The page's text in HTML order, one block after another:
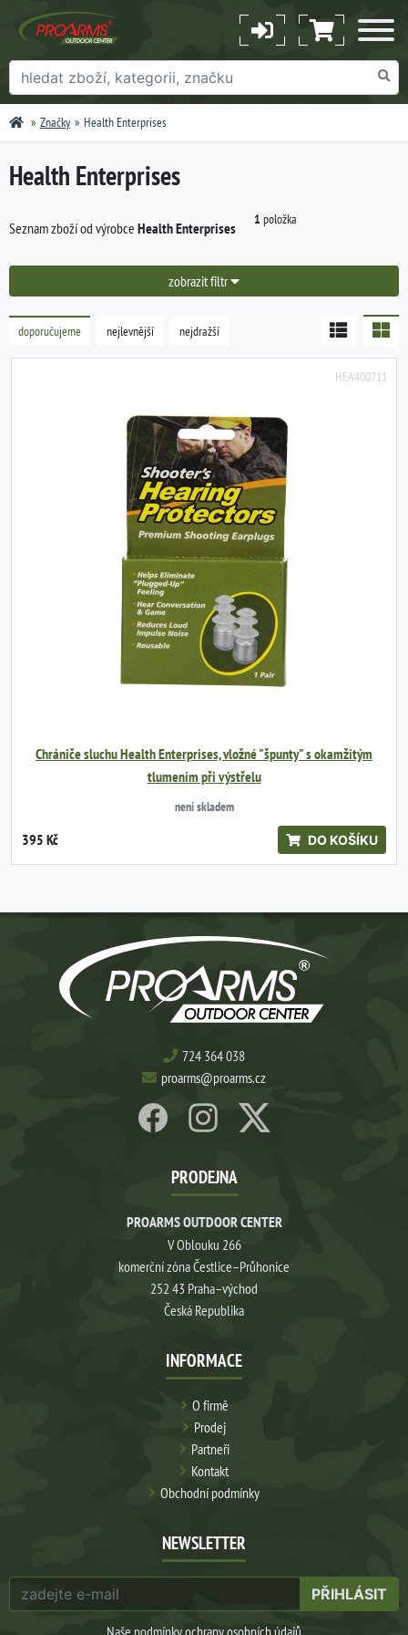
Značky Health Enterprises
Health Enterprises
Seznam zboží od výrobce Health Enterprises 1 položka
doporučujeme nejlevnější nejdražší
HEA400711
Chrániče sluchu Health Enterprises, vložné "špunty" s okamžitým
tlumením při výstřelu
není skladem
395 Kč DO KOŠÍKU
zobrazit filtr
724 364 038
proarms@proarms.cz
PRODEJNA
PROARMS OUTDOOR CENTER
V Oblouku 266
komerční zóna Čestlice–Průhonice
252 43 Praha–východ
Česká Republika
INFORMACE
O firmě
Prodej
Partneři
Kontakt
Obchodní podmínky
NEWSLETTER
PŘIHLÁSIT
Naše podmínkyochrany osobních údajů